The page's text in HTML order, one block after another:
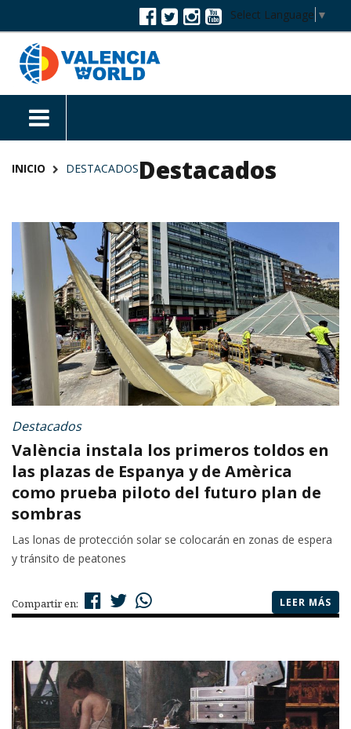
Select Language ▼
Destacados
INICIO DESTACADOS
Destacados
València instala los primeros toldos en
las plazas de Espanya y de Amèrica
como prueba piloto del futuro plan de
sombras
Las lonas de protección solar se colocarán en zonas de espera
y tránsito de peatones
Compartir en: LEER MÁS